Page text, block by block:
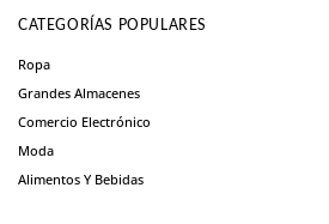
CATEGORÍAS POPULARES
Ropa
Grandes Almacenes
Comercio Electrónico
Moda
Alimentos Y Bebidas